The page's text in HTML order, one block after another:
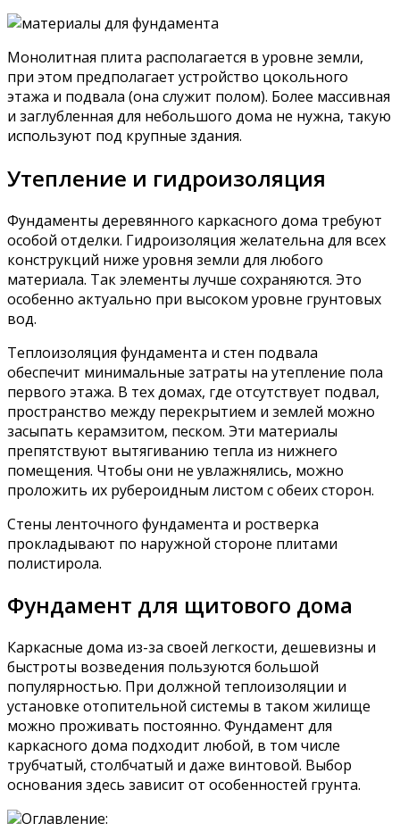
Монолитная плита располагается в уровне земли,
при этом предполагает устройство цокольного
этажа и подвала (она служит полом). Более массивная
и заглубленная для небольшого дома не нужна, такую
используют под крупные здания.
Утепление и гидроизоляция
Фундаменты деревянного каркасного дома требуют
особой отделки. Гидроизоляция желательна для всех
конструкций ниже уровня земли для любого
материала. Так элементы лучше сохраняются. Это
особенно актуально при высоком уровне грунтовых
вод.
Теплоизоляция фундамента и стен подвала
обеспечит минимальные затраты на утепление пола
первого этажа. В тех домах, где отсутствует подвал,
пространство между перекрытием и землей можно
засыпать керамзитом, песком. Эти материалы
препятствуют вытягиванию тепла из нижнего
помещения. Чтобы они не увлажнялись, можно
проложить их рубероидным листом с обеих сторон.
Стены ленточного фундамента и ростверка
прокладывают по наружной стороне плитами
полистирола.
Фундамент для щитового дома
Каркасные дома из-за своей легкости, дешевизны и
быстроты возведения пользуются большой
популярностью. При должной теплоизоляции и
установке отопительной системы в таком жилище
можно проживать постоянно. Фундамент для
каркасного дома подходит любой, в том числе
трубчатый, столбчатый и даже винтовой. Выбор
основания здесь зависит от особенностей грунта.
Оглавление: